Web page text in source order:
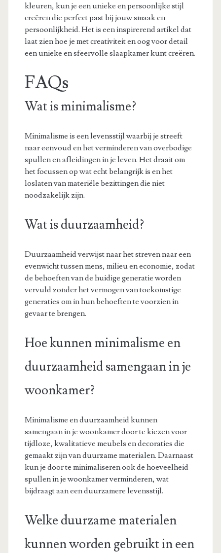
kleuren, kun je een unieke en persoonlijke stijl
creëren die perfect past bij jouw smaak en
persoonlijkheid. Het is een inspirerend artikel dat
laat zien hoe je met creativiteit en oog voor detail
een unieke en sfeervolle slaapkamer kunt creëren.
FAQs
Wat is minimalisme?
Minimalisme is een levensstijl waarbij je streeft
naar eenvoud en het verminderen van overbodige
spullen en afleidingen in je leven. Het draait om
het focussen op wat echt belangrijk is en het
loslaten van materiële bezittingen die niet
noodzakelijk zijn.
Wat is duurzaamheid?
Duurzaamheid verwijst naar het streven naar een
evenwicht tussen mens, milieu en economie, zodat
de behoeften van de huidige generatie worden
vervuld zonder het vermogen van toekomstige
generaties om in hun behoeften te voorzien in
gevaar te brengen.
Hoe kunnen minimalisme en
duurzaamheid samengaan in je
woonkamer?
Minimalisme en duurzaamheid kunnen
samengaan in je woonkamer door te kiezen voor
tijdloze, kwalitatieve meubels en decoraties die
gemaakt zijn van duurzame materialen. Daarnaast
kun je door te minimaliseren ook de hoeveelheid
spullen in je woonkamer verminderen, wat
bijdraagt aan een duurzamere levensstijl.
Welke duurzame materialen
kunnen worden gebruikt in een